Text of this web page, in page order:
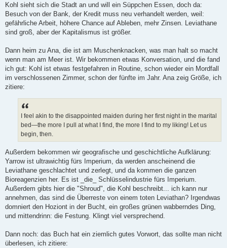
g
Kohl sieht sich die Stadt an und will ein Süppchen Essen, doch da:
Besuch von der Bank, der Kredit muss neu verhandelt werden, weil:
gefährliche Arbeit, höhere Chance auf Ableben, mehr Zinsen. Leviathane
sind groß, aber der Kapitalismus ist größer.
Dann heim zu Ana, die ist am Muschenknacken, was man halt so macht
wenn man am Meer ist. Wir bekommen etwas Konversation, und die fand
ich gut: Kohl ist etwas festgefahren in Routine, schon wieder ein Mordfall
im verschlossenen Zimmer, schon der fünfte im Jahr. Ana zeig Größe, ich
zitiere:
I feel akin to the disappointed maiden during her first night in the marital
bed—the more I pull at what I find, the more I find to my liking! Let us
begin, then.
Außerdem bekommen wir geografische und geschichtliche Aufklärung:
Yarrow ist ultrawichtig fürs Imperium, da werden anscheinend die
Leviathane geschlachtet und zerlegt, und da kommen die ganzen
Bioreagenzien her. Es ist _die_ Schlüsselindustrie fürs Imperium.
Außerdem gibts hier die "Shroud", die Kohl beschreibt... ich kann nur
annehmen, das sind die Überreste von einem toten Leviathan? Irgendwas
domniert den Hoziont in der Bucht, ein großes grünen wabberndes Ding,
und mittendrinn: die Festung. Klingt viel versprechend.
Dann noch: das Buch hat ein ziemlich gutes Vorwort, das sollte man nicht
überlesen, ich zitiere: